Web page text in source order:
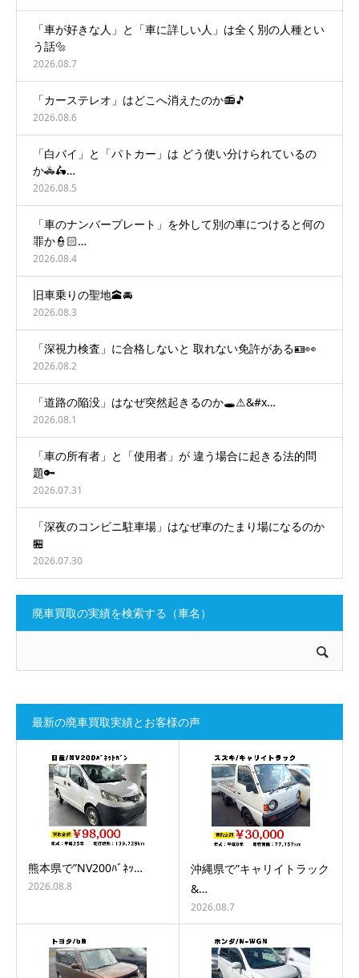
「車が好きな人」と「車に詳しい人」は全く別の人種とい
う話🔩
2026.08.7
「カーステレオ」はどこへ消えたのか📻🎵
2026.08.6
「白バイ」と「パトカー」は どう使い分けられているの
か🚓🛵…
2026.08.5
「車のナンバープレート」を外して別の車につけると何の
罪か👮🏻…
2026.08.4
旧車乗りの聖地🕋🚘
2026.08.3
「深視力検査」に合格しないと 取れない免許がある🪪👀
2026.08.2
「道路の陥没」はなぜ突然起きるのか🕳️⚠&#x…
2026.08.1
「車の所有者」と「使用者」が 違う場合に起きる法的問
題🔑
2026.07.31
「深夜のコンビニ駐車場」はなぜ車のたまり場になるのか
🏪
2026.07.30
廃車買取の実績を検索する（車名）
最新の廃車買取実績とお客様の声
熊本県で”NV200ﾊﾞﾈｯ…
2026.08.8
沖縄県で”キャリイトラック
&…
2026.08.7